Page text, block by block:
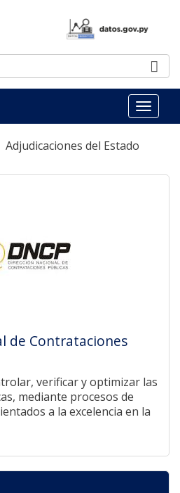
Toggle
Adjudicaciones del Estado
de Contrataciones
verificar y optimizar las
mediante procesos de
a la excelencia en la